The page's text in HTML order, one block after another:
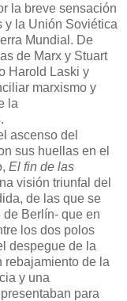
la breve sensación
y la Unión Soviética
Mundial. De
de Marx y Stuart
Harold Laski y
marxismo y
la
ascenso del
sus huellas en el
El fin de las
visión triunfal del
de las que se
Berlín- que en
los dos polos
despegue de la
rebajamiento de la
y una
para